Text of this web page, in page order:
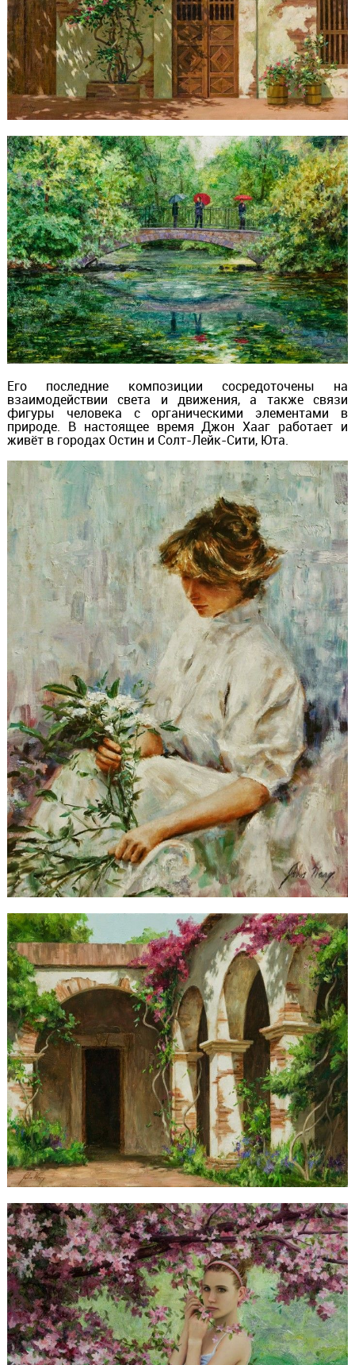
Его последние композиции сосредоточены на
взаимодействии света и движения, а также связи
фигуры человека с органическими элементами в
природе. В настоящее время Джон Хааг работает и
живёт в городах Остин и Солт-Лейк-Сити, Юта.